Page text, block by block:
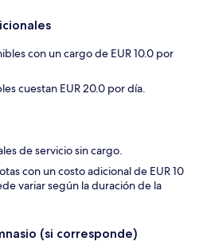
con un cargo de EUR 10.0 por
cuestan EUR 20.0 por día.
de servicio sin cargo.
con un costo adicional de EUR 10
variar según la duración de la
(si corresponde)